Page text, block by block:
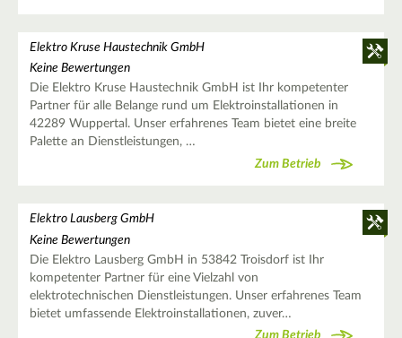
Elektro Kruse Haustechnik GmbH
Keine Bewertungen
Die Elektro Kruse Haustechnik GmbH ist Ihr kompetenter
Partner für alle Belange rund um Elektroinstallationen in
42289 Wuppertal. Unser erfahrenes Team bietet eine breite
Palette an Dienstleistungen, …
Zum Betrieb
Elektro Lausberg GmbH
Keine Bewertungen
Die Elektro Lausberg GmbH in 53842 Troisdorf ist Ihr
kompetenter Partner für eine Vielzahl von
elektrotechnischen Dienstleistungen. Unser erfahrenes Team
bietet umfassende Elektroinstallationen, zuver…
Zum Betrieb